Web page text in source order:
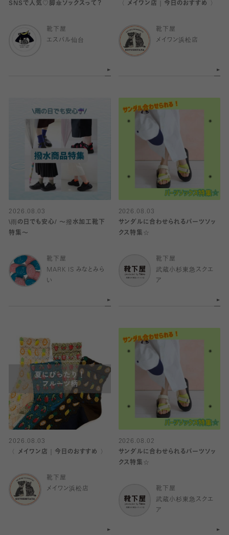
SNSで人気♡脚傘ソックスって？
靴下屋
エスパル仙台
〈 メイワン店｜今日のおすすめ 〉
靴下屋
メイワン浜松店
2026.08.03
\雨の日でも安心/ 〜撥水加工靴下
特集〜
靴下屋
MARK IS みなとみら
い
2026.08.03
サンダルに合わせられるパーツソッ
クス特集☆
靴下屋
武蔵小杉東急スクエ
ア
2026.08.03
〈 メイワン店｜今日のおすすめ 〉
靴下屋
メイワン浜松店
2026.08.02
サンダルに合わせられるパーツソッ
クス特集☆
靴下屋
武蔵小杉東急スクエ
ア